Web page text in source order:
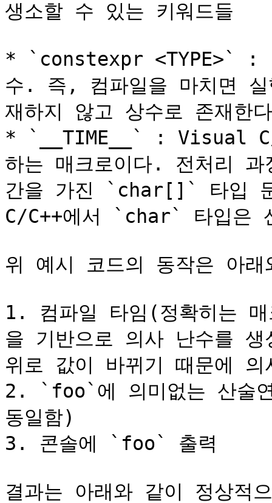
생소할 수 있는 키워드들
* `constexpr <TYPE>` :
수. 즉, 컴파일을 마치면 실
재하지 않고 상수로 존재한
* `__TIME__` : Visual C/
하는 매크로이다. 전처리
간을 가진 `char[]` 타입
C/C++에서 `char` 타입은
위 예시 코드의 동작은 아
1. 컴파일 타임(정확히는
을 기반으로 의사 난수를
위로 값이 바뀌기 때문에
2. `foo`에 의미없는 산술
동일함)
3. 콘솔에 `foo` 출력
결과는 아래와 같이 정상적